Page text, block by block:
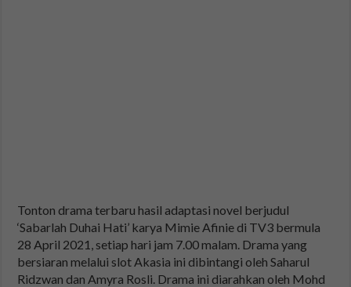
Tonton drama terbaru hasil adaptasi novel berjudul
‘Sabarlah Duhai Hati’ karya Mimie Afinie di TV3 bermula
28 April 2021, setiap hari jam 7.00 malam. Drama yang
bersiaran melalui slot Akasia ini dibintangi oleh Saharul
Ridzwan dan Amyra Rosli. Drama ini diarahkan oleh Mohd